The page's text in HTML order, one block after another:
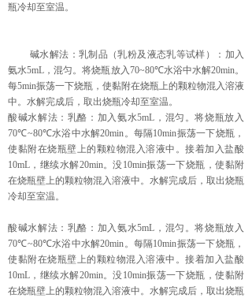
瓶冷却至室温。
碱水解法：乳制品（乳粉及液态乳等试样）：加入
氨水5mL ，混匀。将烧瓶放入70~80℃水浴中水解20min。
每5min振荡一下烧瓶，使黏附在烧瓶上的颗粒物混入溶液
中。水解完成后，取出烧瓶冷却至室温。
酸碱水解法：乳酪：加入氨水5mL ，混匀。将烧瓶放入
70℃~80℃水浴中水解20min。每隔10min振荡一下烧瓶，
使黏附在烧瓶壁上的颗粒物混入溶液中。接着加入盐酸
10mL ，继续水解20min。没10min振荡一下烧瓶，使黏附
在烧瓶壁上的颗粒物混入溶液中。水解完成后，取出烧瓶
冷却至室温。
酸碱水解法：乳酪：加入氨水5mL ，混匀。将烧瓶放入
70℃~80℃水浴中水解20min。每隔10min振荡一下烧瓶，
使黏附在烧瓶壁上的颗粒物混入溶液中。接着加入盐酸
10mL ，继续水解20min。没10min振荡一下烧瓶，使黏附
在烧瓶壁上的颗粒物混入溶液中。水解完成后，取出烧瓶